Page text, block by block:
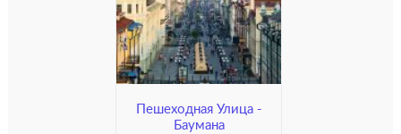
Пешеходная Улица -
Баумана